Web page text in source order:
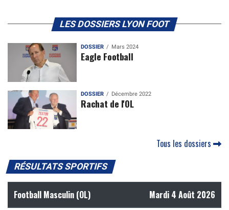
LES DOSSIERS LYON FOOT
DOSSIER Mars 2024
Eagle Football
DOSSIER Décembre 2022
Rachat de l'OL
Tous les dossiers
RÉSULTATS SPORTIFS
Football Masculin (OL) Mardi 4 Août 2026